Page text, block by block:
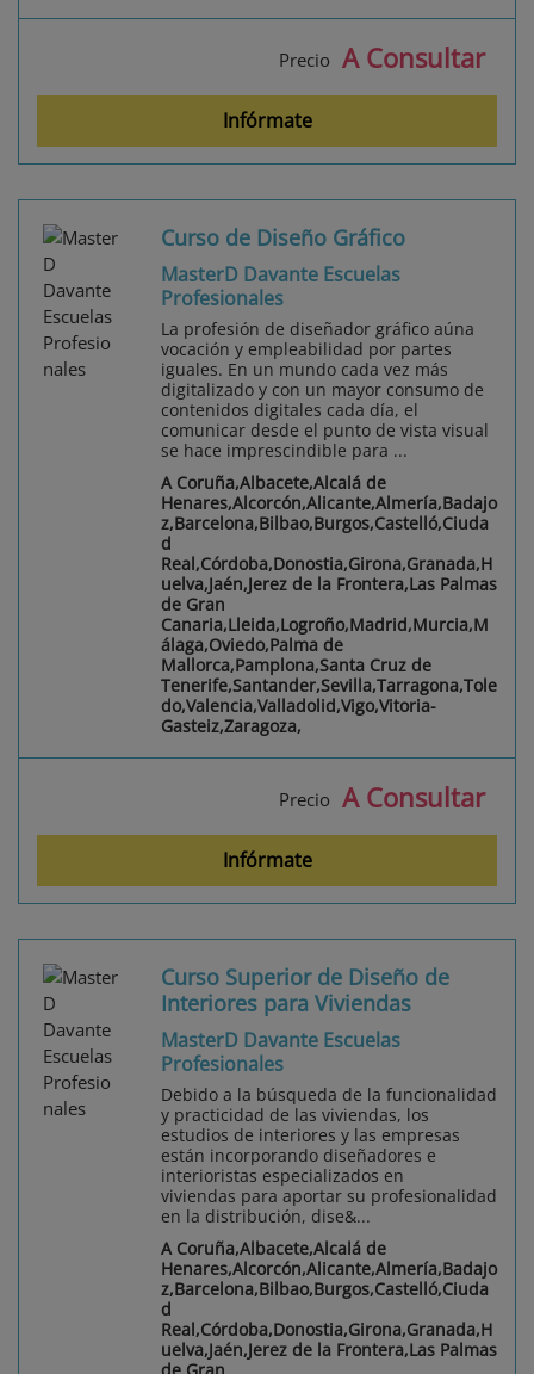
Precio A Consultar
Infórmate
Curso de Diseño Gráfico
MasterD Davante Escuelas
Profesionales
La profesión de diseñador gráfico aúna
vocación y empleabilidad por partes
iguales. En un mundo cada vez más
digitalizado y con un mayor consumo de
contenidos digitales cada día, el
comunicar desde el punto de vista visual
se hace imprescindible para ...
A Coruña,Albacete,Alcalá de
Henares,Alcorcón,Alicante,Almería,Badajo
z,Barcelona,Bilbao,Burgos,Castelló,Ciuda
d
Real,Córdoba,Donostia,Girona,Granada,H
uelva,Jaén,Jerez de la Frontera,Las Palmas
de Gran
Canaria,Lleida,Logroño,Madrid,Murcia,M
álaga,Oviedo,Palma de
Mallorca,Pamplona,Santa Cruz de
Tenerife,Santander,Sevilla,Tarragona,Tole
do,Valencia,Valladolid,Vigo,Vitoria-
Gasteiz,Zaragoza,
Precio A Consultar
Infórmate
Curso Superior de Diseño de
Interiores para Viviendas
MasterD Davante Escuelas
Profesionales
Debido a la búsqueda de la funcionalidad
y practicidad de las viviendas, los
estudios de interiores y las empresas
están incorporando diseñadores e
interioristas especializados en
viviendas para aportar su profesionalidad
en la distribución, dise&...
A Coruña,Albacete,Alcalá de
Henares,Alcorcón,Alicante,Almería,Badajo
z,Barcelona,Bilbao,Burgos,Castelló,Ciuda
d
Real,Córdoba,Donostia,Girona,Granada,H
uelva,Jaén,Jerez de la Frontera,Las Palmas